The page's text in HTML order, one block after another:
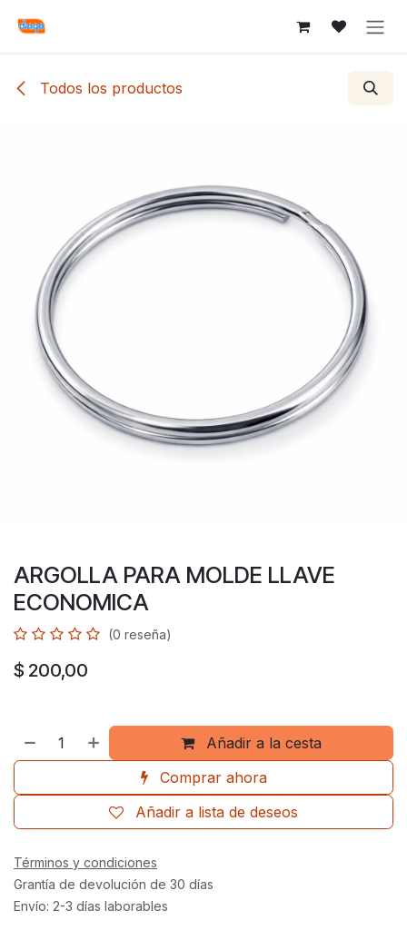
Todos los productos
ARGOLLA PARA MOLDE LLAVE
ECONOMICA
(0 reseña)
$ 200,00
Añadir a la cesta
Comprar ahora
Añadir a lista de deseos
Términos y condiciones
Grantía de devolución de 30 días
Envío: 2-3 días laborables